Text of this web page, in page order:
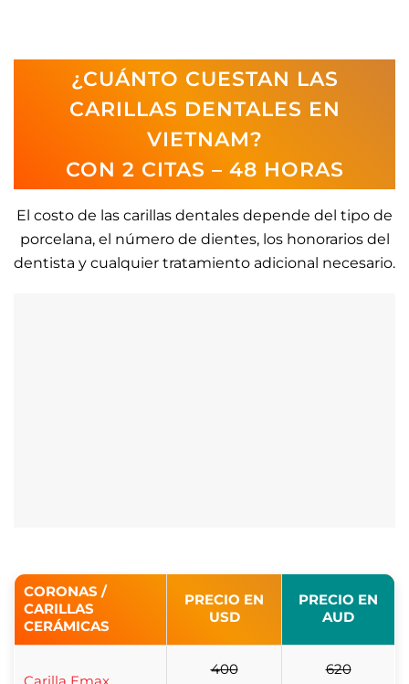
¿CUÁNTO CUESTAN LAS
CARILLAS DENTALES EN
VIETNAM?
CON 2 CITAS – 48 HORAS
El costo de las carillas dentales depende del tipo de
porcelana, el número de dientes, los honorarios del
dentista y cualquier tratamiento adicional necesario.
CORONAS /
CARILLAS
CERÁMICAS
PRECIO EN
USD
PRECIO EN
AUD
400 620